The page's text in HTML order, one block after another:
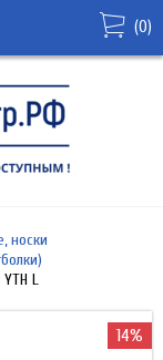
(0)
носки
L
14%